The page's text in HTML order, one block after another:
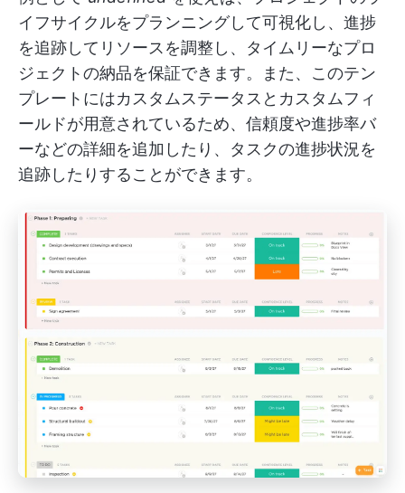
イフサイクルをプランニングして可視化し、進捗
を追跡してリソースを調整し、タイムリーなプロ
ジェクトの納品を保証できます。また、このテン
プレートにはカスタムステータスとカスタムフィ
ールドが用意されているため、信頼度や進捗率バ
ーなどの詳細を追加したり、タスクの進捗状況を
追跡したりすることができます。